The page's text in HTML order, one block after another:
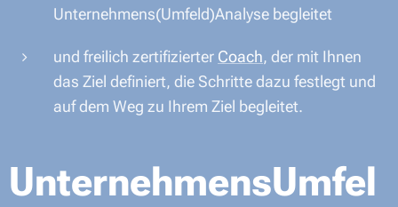
Unternehmens(Umfeld)Analyse begleitet
und freilich zertifizierter Coach, der mit Ihnen
das Ziel definiert, die Schritte dazu festlegt und
auf dem Weg zu Ihrem Ziel begleitet.
UnternehmensUmfel